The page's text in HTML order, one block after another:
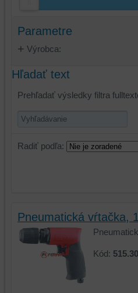
Parametre
Výrobca:
Hľadať text
Prehľadať výsledky filtra
Radiť podľa:
Pneumatická vŕtačka,
Kód: